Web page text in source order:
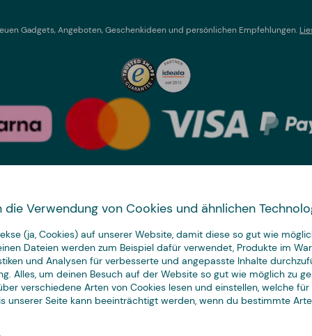
die Verwendung von Cookies und ähnlichen
(ja, Cookies) auf unserer Website, damit diese so gut wie
Dateien werden zum Beispiel dafür verwendet, Produkte im
und Analysen für verbesserte und angepasste Inhalte
Alles, um deinen Besuch auf der Website so gut wie möglich zu
verschiedene Arten von Cookies lesen und einstellen, welche
unserer Seite kann beeinträchtigt werden, wenn du bestimmte
Gadgets, Angeboten, Geschenkideen und persönlichen Empfehlungen.
We have
just the thing.